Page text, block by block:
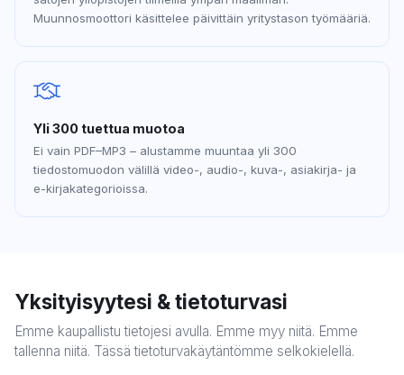
Muunnosmoottori käsittelee päivittäin yritystason työmääriä.
Yli 300 tuettua muotoa
Ei vain PDF–MP3 – alustamme muuntaa yli 300
tiedostomuodon välillä video-, audio-, kuva-, asiakirja- ja
e-kirjakategorioissa.
Yksityisyytesi & tietoturvasi
Emme kaupallistu tietojesi avulla. Emme myy niitä. Emme
tallenna niitä. Tässä tietoturvakäytäntömme selkokielellä.